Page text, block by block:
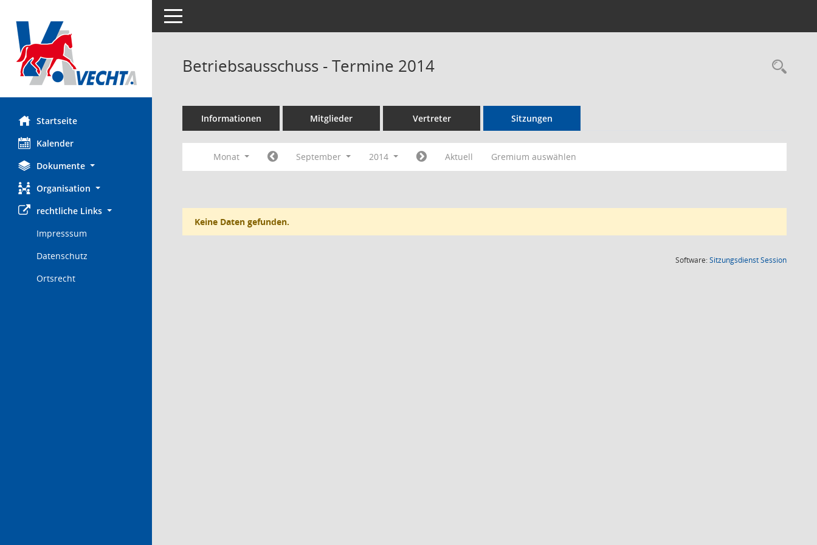
Startseite
Kalender
Dokumente
Organisation
rechtliche Links
Impresssum
Datenschutz
Ortsrecht
Toggle navigation
Betriebsausschuss - Termine 2014
Informationen Mitglieder Vertreter Sitzungen
Monat September 2014 Aktuell Gremium auswählen
Keine Daten gefunden.
Software:SitzungsdienstSession(Wird in